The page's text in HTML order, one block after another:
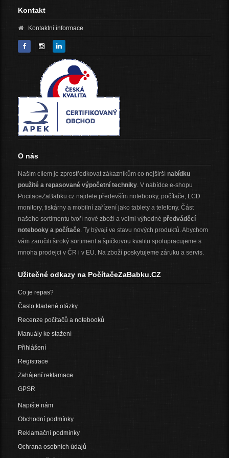
Kontakt
Kontaktní informace
O nás
Naším cílem je zprostředkovat zákazníkům co nejširší nabídku
použité a repasované výpočetní techniky. V nabídce e-shopu
PocitaceZaBabku.cz najdete především notebooky, počítače, LCD
monitory, tiskárny a mobilní zařízení jako tablety a telefony. Část
našeho sortimentu tvoří nové zboží a velmi výhodné předváděcí
notebooky a počítače. Ty bývají ve stavu nových produktů. Abychom
vám zaručili široký sortiment a špičkovou kvalitu spolupracujeme s
mnoha prodejci v ČR i v EU. Na zboží poskytujeme záruku a servis.
Užitečné odkazy na PočítačeZaBabku.CZ
Co je repas?
Často kladené otázky
Recenze počítačů a notebooků
Manuály ke stažení
Přihlášení
Registrace
Zahájení reklamace
GPSR
Napište nám
Obchodní podmínky
Reklamační podmínky
Ochrana osobních údajů